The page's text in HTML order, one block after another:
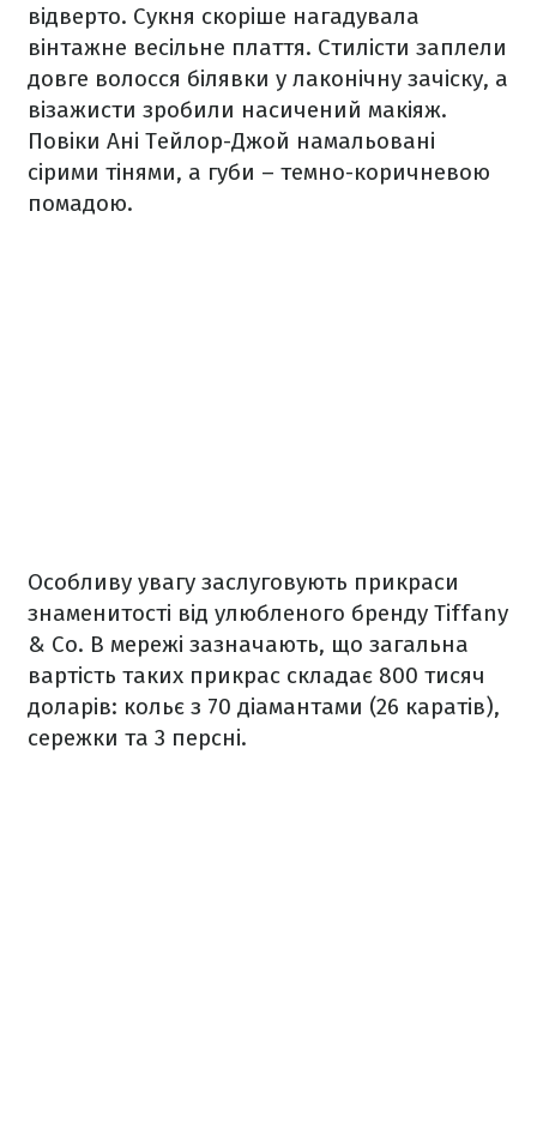
відверто. Сукня скоріше нагадувала
вінтажне весільне плаття. Стилісти заплели
довге волосся білявки у лаконічну зачіску, а
візажисти зробили насичений макіяж.
Повіки Ані Тейлор-Джой намальовані
сірими тінями, а губи – темно-коричневою
помадою.
Особливу увагу заслуговують прикраси
знаменитості від улюбленого бренду Tiffany
& Co. В мережі зазначають, що загальна
вартість таких прикрас складає 800 тисяч
доларів: кольє з 70 діамантами (26 каратів),
сережки та 3 персні.